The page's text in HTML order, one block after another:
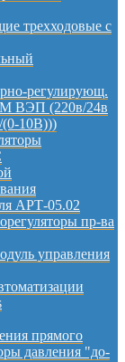
трехходовые с
регулирующ.
ВЭП (220в/24в
(0-10В)))
АРТ-05.02
пр-ва
управления
прямого
давления "до-